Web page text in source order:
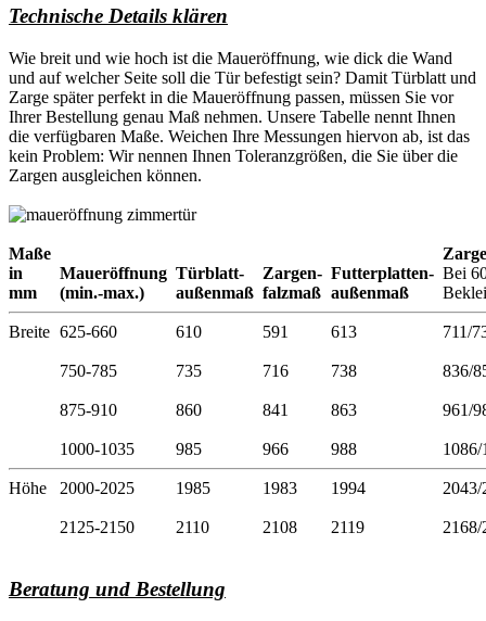
Technische Details klären
Wie breit und wie hoch ist die Maueröffnung, wie dick die Wand
und auf welcher Seite soll die Tür befestigt sein? Damit Türblatt und
Zarge später perfekt in die Maueröffnung passen, müssen Sie vor
Ihrer Bestellung genau Maß nehmen. Unsere Tabelle nennt Ihnen
die verfügbaren Maße. Weichen Ihre Messungen hiervon ab, ist das
kein Problem: Wir nennen Ihnen Toleranzgrößen, die Sie über die
Zargen ausgleichen können.
Maße
in
mm
Maueröffnung
(min.-max.)
Türblatt-
außenmaß
Zargen-
falzmaß
Futterplatten-
außenmaß
Bei
Breite 625-660 610 591 613 711/
750-785 735 716 738 836/
875-910 860 841 863 961/
1000-1035 985 966 988 1086/
Höhe 2000-2025 1985 1983 1994 2043/
2125-2150 2110 2108 2119 2168/
Beratung und Bestellung